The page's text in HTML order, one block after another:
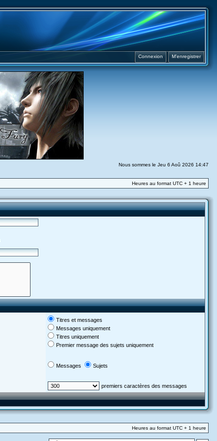
M’enregistrer
Connexion
Nous sommes le Jeu 6 Aoû 2026 14:47
Heures au format UTC + 1 heure
Titres et messages
Messages uniquement
Titres uniquement
Premier message des sujets uniquement
Messages Sujets
premiers caractères des messages
Heures au format UTC + 1 heure